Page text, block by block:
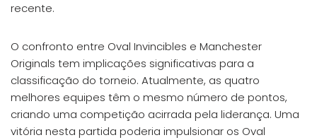
recente.
O confronto entre Oval Invincibles e Manchester
Originals tem implicações significativas para a
classificação do torneio. Atualmente, as quatro
melhores equipes têm o mesmo número de pontos,
criando uma competição acirrada pela liderança. Uma
vitória nesta partida poderia impulsionar os Oval